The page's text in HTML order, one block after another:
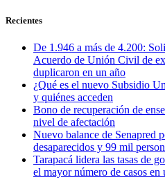
Recientes
De 1.946 a más de 4.200:
Acuerdo de Unión Civil de
duplicaron en un año
¿Qué es el nuevo Subsidio
y quiénes acceden
Bono de recuperación de
nivel de afectación
Nuevo balance de Senapred
desaparecidos y 99 mil
Tarapacá lidera las tasas de
el mayor número de casos en